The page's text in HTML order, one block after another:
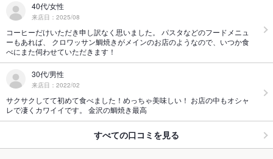
40代/女性
来店日：2025/08
コーヒーだけいただき申し訳なく思いました。 パスタなどのフードメニュ
ーもあれば、 クロワッサン鯛焼きがメインのお店のようなので、いつか食
べにまた伺わせていただきます！
30代/男性
来店日：2022/02
サクサクしてて初めて食べました！めっちゃ美味しい！ お店の中もオシャ
レで凄くカワイイです。 金沢の鯛焼き最高
すべての口コミを見る